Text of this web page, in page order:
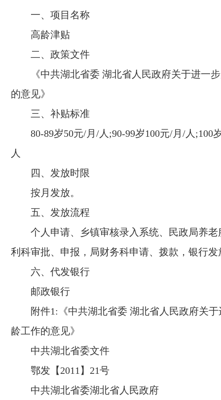
一、 项目名称
高龄津贴
二、政策文件
《中共湖北省委 湖北省人民政府关于进一
的意见》
三、补贴标准
80-89岁50元/月 /人;90-99岁100元/月 /人;100
人
四、发放时限
按月发放。
五、发放流程
个人申请、乡镇审核录入系统、民政局养
利科审批、申报，局财务科申请、拨款，银行发
六、代发银行
邮政银行
附件1:《中共湖北省委 湖北省人民政府关
龄工作的意见》
中共湖北省委文件
鄂发【2011 】 21号
中共湖北省委湖北省人民政府